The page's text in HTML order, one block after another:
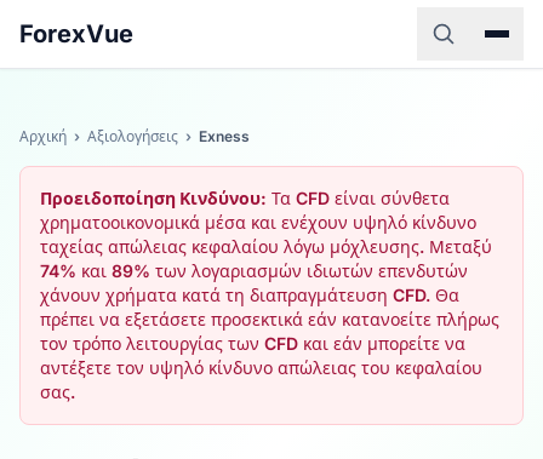
ForexVue
Αρχική › Αξιολογήσεις › Exness
Προειδοποίηση Κινδύνου: Τα CFD είναι σύνθετα
χρηματοοικονομικά μέσα και ενέχουν υψηλό κίνδυνο
ταχείας απώλειας κεφαλαίου λόγω μόχλευσης. Μεταξύ
74% και 89% των λογαριασμών ιδιωτών επενδυτών
χάνουν χρήματα κατά τη διαπραγμάτευση CFD. Θα
πρέπει να εξετάσετε προσεκτικά εάν κατανοείτε πλήρως
τον τρόπο λειτουργίας των CFD και εάν μπορείτε να
αντέξετε τον υψηλό κίνδυνο απώλειας του κεφαλαίου
σας.